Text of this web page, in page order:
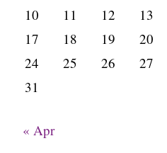
10
11 12 13
17
18 19 20
24
25 26 27
31
« Apr